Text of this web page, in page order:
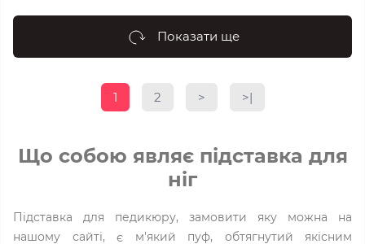
Показати ще
1 2 > >|
Що собою являє підставка для
ніг
Підставка для педикюру, замовити яку можна на
нашому сайті, є м'який пуф, обтягнутий якісним